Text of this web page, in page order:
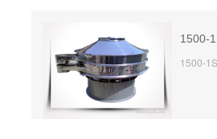
1500-
1500-